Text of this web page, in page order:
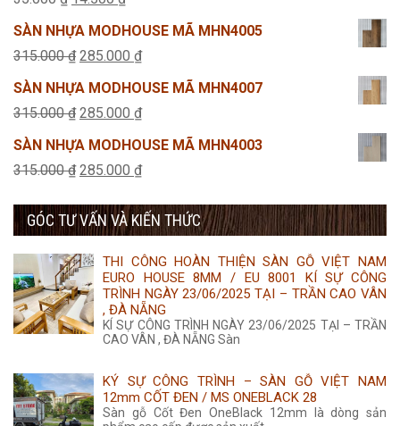
425.000 ₫.
gốc
là:
hiện
tại
14.500 ₫.
SÀN NHỰA MODHOUSE MÃ MHN4005
315.000₫ Giá
gốc
là:
285.000 ₫Giá
hiện
tại
285.000 ₫.
SÀN NHỰA MODHOUSE MÃ MHN4007
315.000₫ Giá
gốc
là:
285.000 ₫Giá
hiện
tại
285.000 ₫.
SÀN NHỰA MODHOUSE MÃ MHN4003
315.000₫ Giá
là:
285.000 ₫Giá
tại
285.000 ₫.
GÓC TƯ VẤN VÀ KIẾN THỨC
THI CÔNG HOÀN THIỆN SÀN GỖ VIỆT NAM
EURO HOUSE 8MM / EU 8001 KÍ SỰ CÔNG
TRÌNH NGÀY 23/06/2025 TẠI – TRẦN CAO VÂN
, ĐÀ NẴNG
KÍ SỰ CÔNG TRÌNH NGÀY 23/06/2025 TẠI – TRẦN
CAO VÂN , ĐÀ NẴNG Sàn
KÝ SỰ CÔNG TRÌNH – SÀN GỖ VIỆT NAM
12mm CỐT ĐEN / MS ONEBLACK 28
Sàn gỗ Cốt Đen OneBlack 12mm là dòng sản